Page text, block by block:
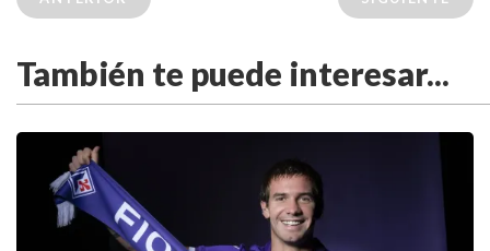
También te puede interesar...